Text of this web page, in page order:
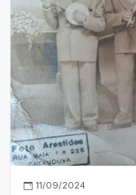
11/09/2024